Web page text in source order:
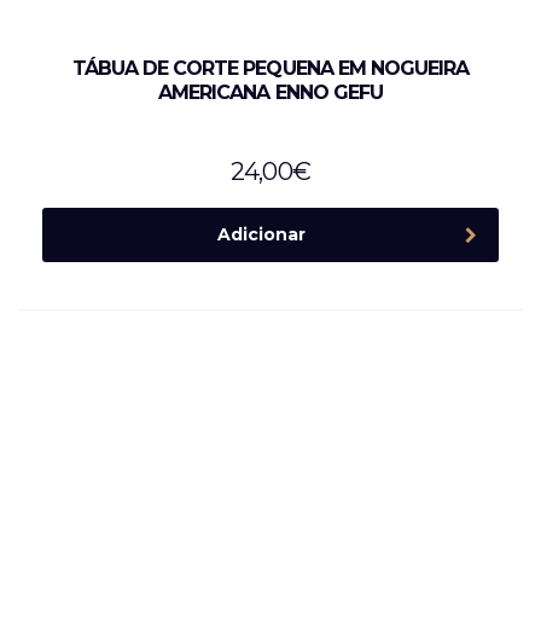
TÁBUA DE CORTE PEQUENA EM NOGUEIRA
AMERICANA ENNO GEFU
24,00€
Adicionar